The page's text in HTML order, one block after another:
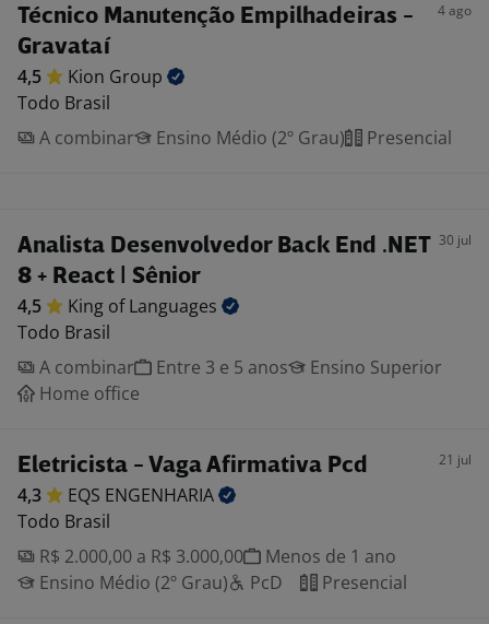
Técnico Manutenção Empilhadeiras -
Gravataí
4 ago
4,5 Kion Group
Todo Brasil
A combinar
Ensino Médio (2º Grau) Presencial
Analista Desenvolvedor Back End .NET
8 + React | Sênior
30 jul
4,5 King ofLanguages
Todo Brasil
A combinar
Entre 3 e 5 anos
Ensino Superior
Home office
Eletricista - Vaga Afirmativa Pcd 21 jul
4,3 EQS ENGENHARIA
Todo Brasil
R$ 2.000,00 a R$ 3.000,00
Menos de 1 ano
Ensino Médio (2º Grau)
PcD Presencial